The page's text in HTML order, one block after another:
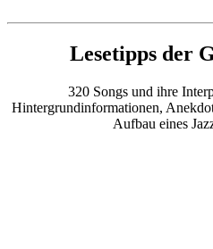
Lesetipps der
320 Songs und ihre
Hintergrundinformationen,
Aufbau eines